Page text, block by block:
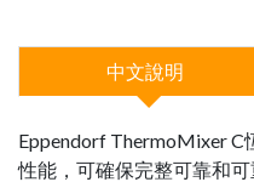
中文說明
Eppendorf ThermoMixer
性能，可確保完整可靠和可